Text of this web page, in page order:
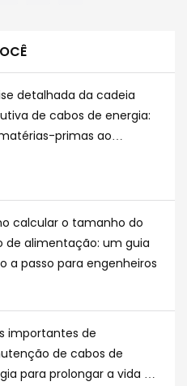
Este guia mostrará os
cinco parâmetros
principais que você
precisa conhecer e os
qualidade.
são necessários. Os tipos
mais comuns de cabos
de potência isolados são
PVC e XLPE. Cada cabo
tem seus próprios usos e
aqui diremos a diferença
entre os cabos, PVC e
XLPE, para que você
possa escolher o melhor
detalhada da cadeia
de cabos de energia:
primas ao
calcular o tamanho do
de alimentação: um guia
a passo para engenheiros
importantes de
de cabos de
para prolongar a vida útil